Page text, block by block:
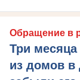
Обращение в
Три
из домов в